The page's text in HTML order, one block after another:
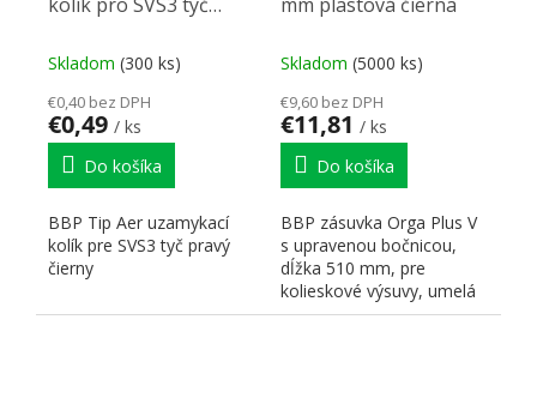
Skladom (300 ks)
€0,40 bez DPH
€0,49 / ks
Do košíka
BBP Tip Aer uzamykací
kolík pre SVS3 tyč pravý
čierny
Skladom (5000 ks)
€9,60 bez DPH
€11,81 / ks
Do košíka
BBP zásuvka Orga Plus V
s upravenou bočnicou,
dĺžka 510 mm, pre
kolieskové výsuvy, umelá
hmota čierna so